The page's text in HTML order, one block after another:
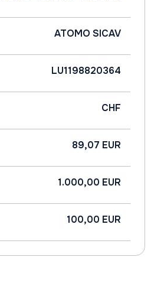
ATOMO SICAV
LU1198820364
CHF
89,07 EUR
1.000,00 EUR
100,00 EUR